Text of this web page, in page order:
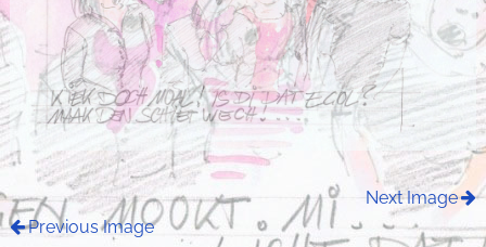
Next Image
Previous Image